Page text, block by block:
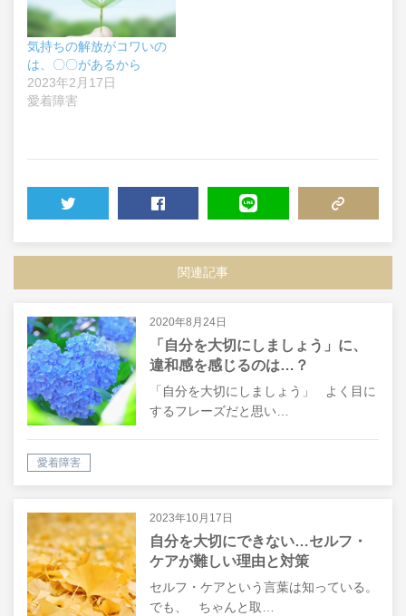
気持ちの解放がコワいの
は、〇〇があるから
2023年2月17日
愛着障害
関連記事
2020年8月24日
「自分を大切にしましょう」に、
違和感を感じるのは…？
「自分を大切にしましょう」 よく目に
するフレーズだと思い…
愛着障害
2023年10月17日
自分を大切にできない…セルフ・
ケアが難しい理由と対策
セルフ・ケアという言葉は知っている。
でも、 ちゃんと取…